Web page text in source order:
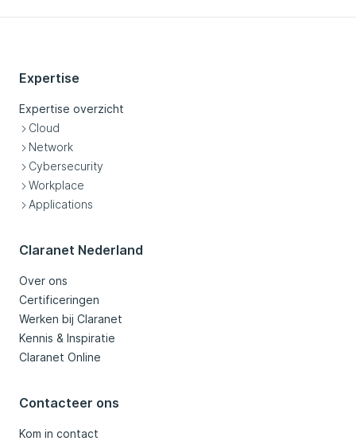
Expertise
Expertise overzicht
Cloud
Network
Cybersecurity
Workplace
Applications
Claranet Nederland
Over ons
Certificeringen
Werken bij Claranet
Kennis & Inspiratie
Claranet Online
Contacteer ons
Kom in contact